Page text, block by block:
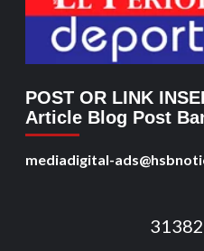
POST OR LINK
Article Blog Post
mediadigital-